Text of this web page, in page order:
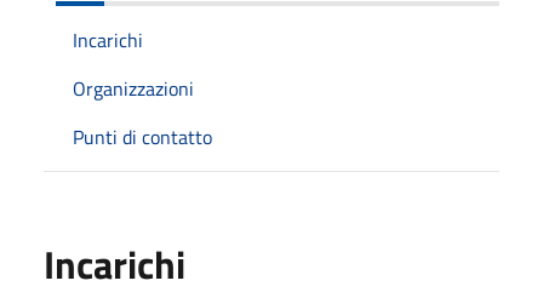
Incarichi
Organizzazioni
Punti di contatto
Incarichi